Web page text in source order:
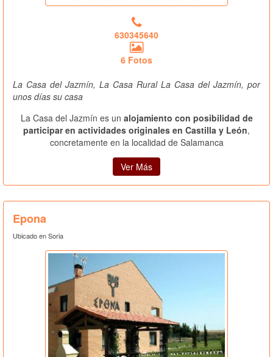
630345640
6 Fotos
La Casa del Jazmín, La Casa Rural La Casa del Jazmín, por
unos días su casa
La Casa del Jazmín es un alojamiento con posibilidad de
participar en actividades originales en Castilla y León,
concretamente en la localidad de Salamanca
Ver Más
Epona
Ubicado en Soria